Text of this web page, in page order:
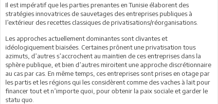
Il est impératif que les parties prenantes en Tunisie élaborent des
stratégies innovatrices de sauvetages des entreprises publiques à
l’extérieur des recettes classiques de privatisations/réorganisations.
Les approches actuellement dominantes sont clivantes et
idéologiquement biaisées. Certaines prônent une privatisation tous
azimuts, d’autres s’accrochent au maintien de ces entreprises dans la
sphère publique, et bien d’autres miroitent une approche discrétionnaire
au cas par cas. En même temps, ces entreprises sont prises en otage par
les partis et les régions qui les considèrent comme des vaches à lait pour
financer tout et n’importe quoi, pour obtenir la paix sociale et garder le
statu quo.